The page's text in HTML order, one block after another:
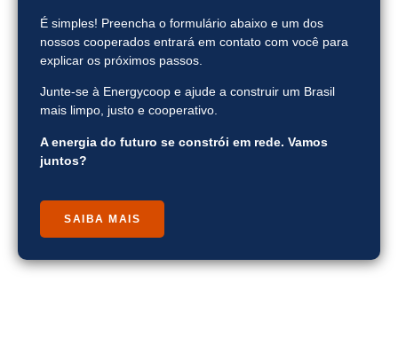
É simples! Preencha o formulário abaixo e um dos
nossos cooperados entrará em contato com você para
explicar os próximos passos.
Junte-se à Energycoop e ajude a construir um Brasil
mais limpo, justo e cooperativo.
A energia do futuro se constrói em rede. Vamos
juntos?
SAIBA MAIS